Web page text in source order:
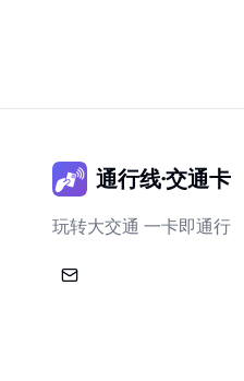
通行线·交通卡
玩转大交通 一卡即通行